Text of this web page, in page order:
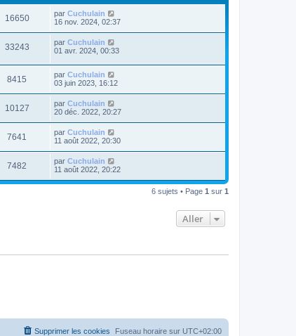
16650 par Cuchulain
16 nov. 2024, 02:37
33243 par Cuchulain
01 avr. 2024, 00:33
8415 par Cuchulain
03 juin 2023, 16:12
10127 par Cuchulain
20 déc. 2022, 20:27
7641 par Cuchulain
11 août 2022, 20:30
7482 par Cuchulain
11 août 2022, 20:22
6 sujets • Page 1 sur 1
Aller
Fuseau horaire sur UTC+02:00
Supprimer les cookies